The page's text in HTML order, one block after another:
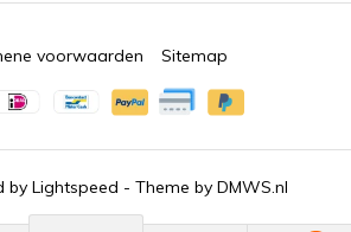
by Lightspeed - Theme by DMWS.nl
voorwaarden Sitemap